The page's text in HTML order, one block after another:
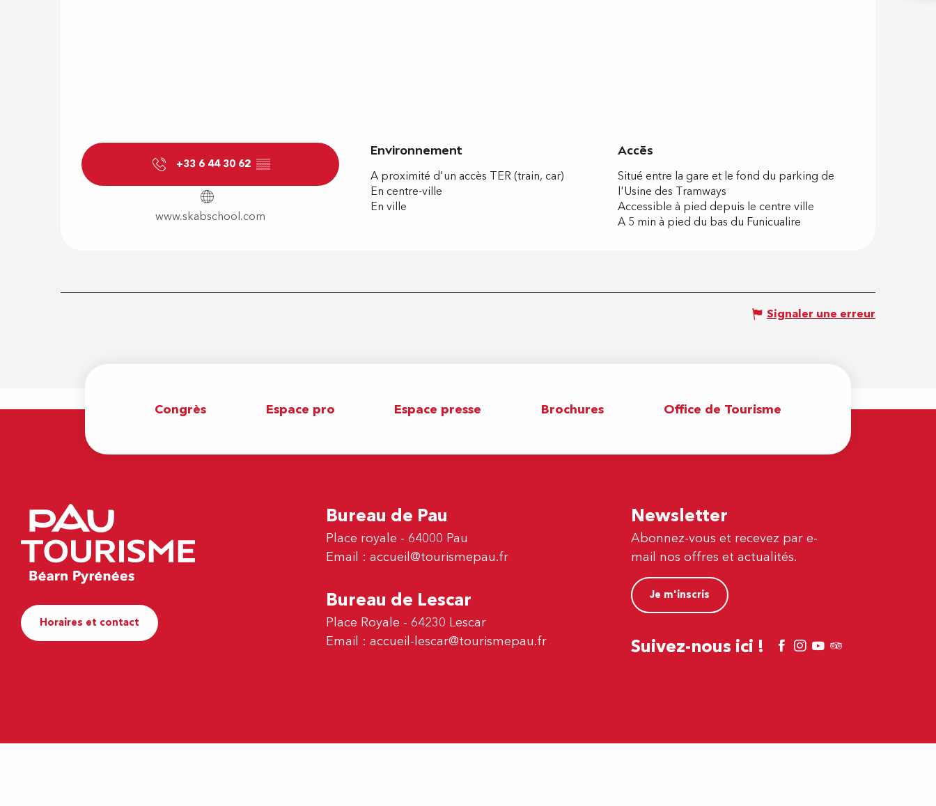
+33 6 44 30 62 ▒▒
www.skabschool.com
Environnement
Environnement
A proximité d'un accès TER (train, car)
En centre-ville
En ville
Accès
Accès
Situé entre la gare et le fond du parking de
l'Usine des Tramways
Accessible à pied depuis le centre ville
A 5 min à pied du bas du Funicualire
Signaler une erreur
Congrès Espace pro Espace presse Brochures Office de Tourisme
Horaires et contact
Bureau de Pau
Place royale - 64000 Pau
Email : accueil@tourismepau.fr
Bureau de Lescar
Place Royale - 64230 Lescar
Email : accueil-lescar@tourismepau.fr
Newsletter
Abonnez-vous et recevez par e-
mail nos offres et actualités.
Je m'inscris
Suivez-nous ici !